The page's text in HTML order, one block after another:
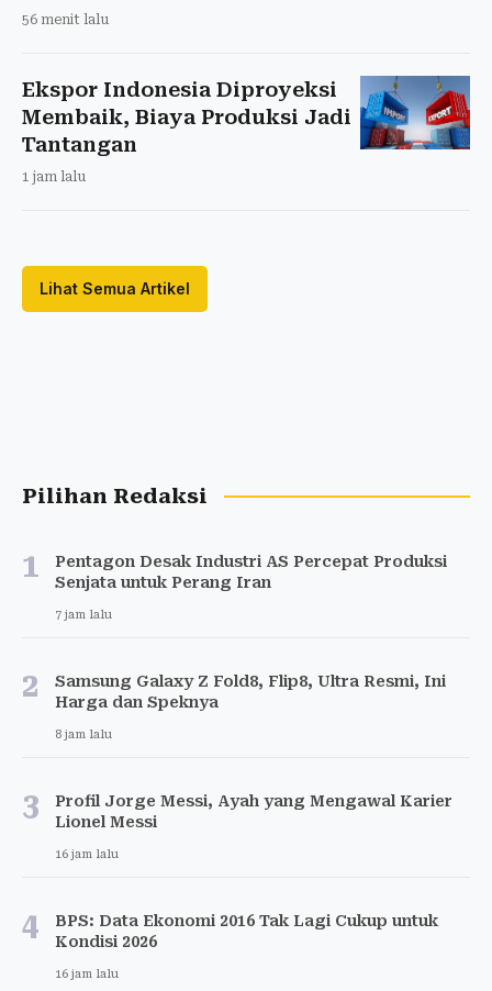
56 menit lalu
Ekspor Indonesia Diproyeksi
Membaik, Biaya Produksi Jadi
Tantangan
1 jam lalu
Lihat Semua Artikel
Pilihan Redaksi
1
Pentagon Desak Industri AS Percepat Produksi
Senjata untuk Perang Iran
7 jam lalu
2
Samsung Galaxy Z Fold8, Flip8, Ultra Resmi, Ini
Harga dan Speknya
8 jam lalu
3
Profil Jorge Messi, Ayah yang Mengawal Karier
Lionel Messi
16 jam lalu
4
BPS: Data Ekonomi 2016 Tak Lagi Cukup untuk
Kondisi 2026
16 jam lalu